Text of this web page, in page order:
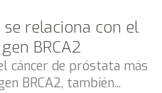
relaciona con el
BRCA2
cáncer de próstata más
BRCA2, también...